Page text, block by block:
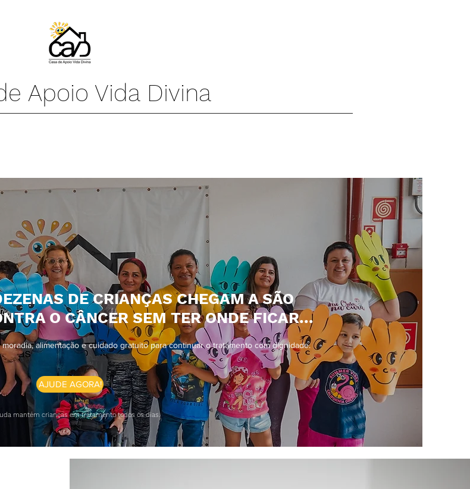
Apoio Vida Divina
DE CRIANÇAS CHEGAM A SÃO
O CÂNCER SEM TER ONDE FICAR...
alimentação e cuidado gratuito para continuar o tratamento com dignidade.
AJUDE AGORA!
mantém crianças em tratamento todos os dias.